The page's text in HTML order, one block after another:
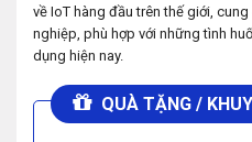
về IoT hàng đầu trên thế giới,
nghiệp, phù hợp với những tình
dụng hiện nay.
QUÀ TẶNG /